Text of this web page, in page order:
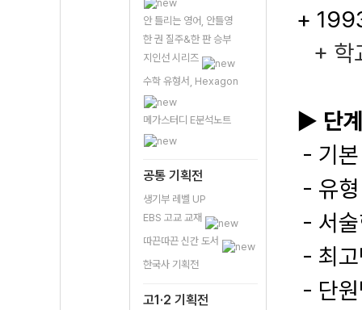
안 틀리는 영어, 안틀영
한 권 질주&한 판 승부
지인선 시리즈
수학 유형서, Hexagon
메가스터디 E분석노트
공통 기획전
생기부 레벨 UP
EBS 고교 교재
따끈따끈 신간 도서
한국사 기획전
고1·2 기획전
+
+ 학
▶ 단
- 기
- 유
- 서
- 최
- 단